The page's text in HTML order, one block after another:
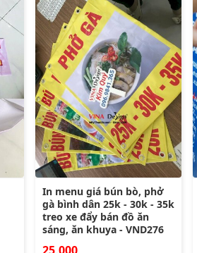
In menu giá bún bò, phở
gà bình dân 25k - 30k - 35k
treo xe đẩy bán đồ ăn
sáng, ăn khuya - VND276